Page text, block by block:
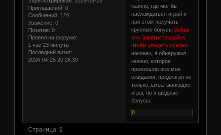
Приглашений: 0
Сообщений: 124
Уважение: 0
Позитив: 0
Провел на форуме:
1 час 23 минуты
Последний визит:
2024-04-25 20:26:39
казино, где мог бы
наслаждаться игрой и
при этом получать
крупные бонусы Войди
или Зарегистрируйся,
чтобы увидеть ссылки.
наконец, я обнаружил
казино, которое
превзошло все мои
ожидания, предлагая не
только захватывающие
игры, но и щедрые
бонусы.
0
Страница: 1